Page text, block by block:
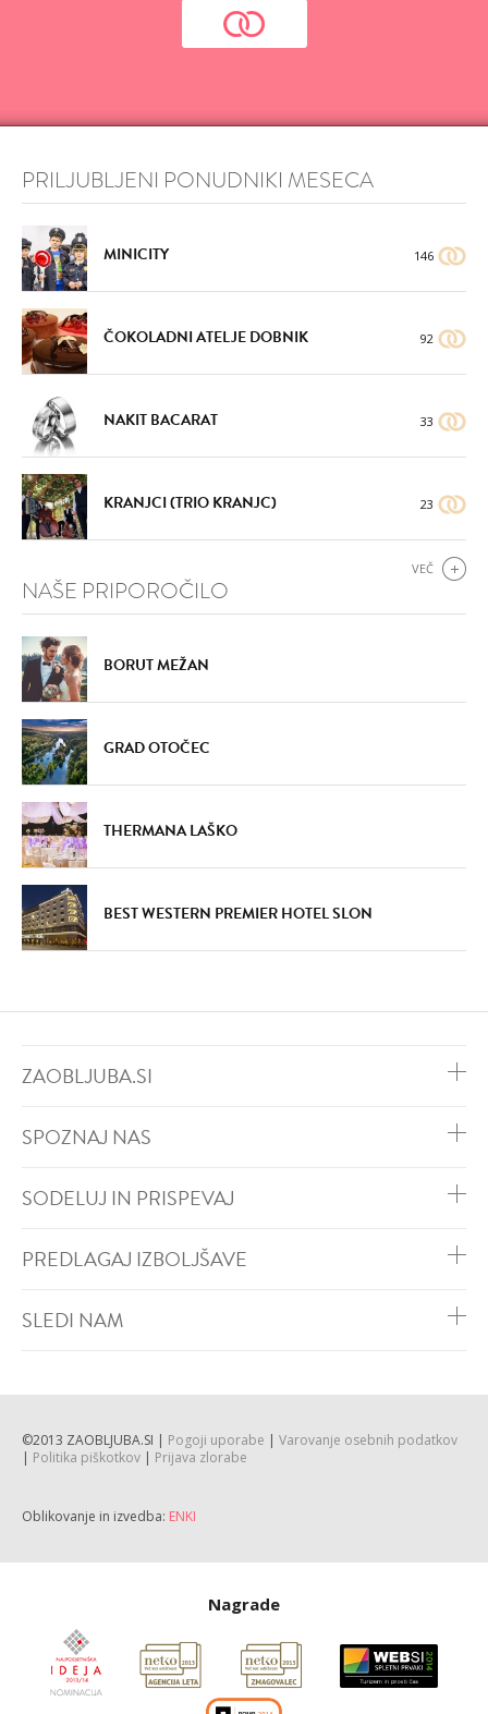
PRILJUBLJENI PONUDNIKI MESECA
MINICITY 146
ČOKOLADNI ATELJE DOBNIK 92
NAKIT BACARAT 33
KRANJCI (TRIO KRANJC) 23
VEČ
NAŠE PRIPOROČILO
BORUT MEŽAN
GRAD OTOČEC
THERMANA LAŠKO
BEST WESTERN PREMIER HOTEL SLON
ZAOBLJUBA.SI
SPOZNAJ NAS
SODELUJ IN PRISPEVAJ
PREDLAGAJ IZBOLJŠAVE
SLEDI NAM
©2013 ZAOBLJUBA.SI | Pogoji uporabe | Varovanje osebnih podatkov
| Politika piškotkov | Prijava zlorabe
Oblikovanje in izvedba: ENKI
Nagrade